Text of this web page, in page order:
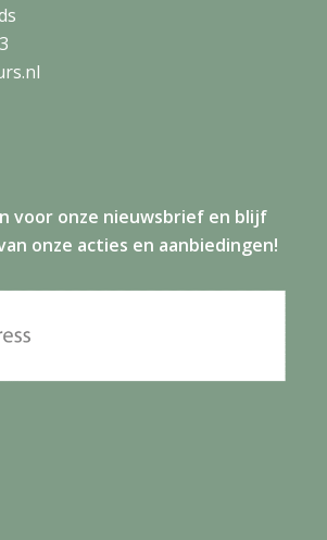
voor onze nieuwsbrief en blijf
onze acties en aanbiedingen!